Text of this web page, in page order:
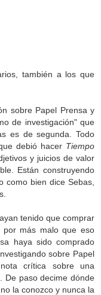
también a los que
sobre Papel Prensa y
de investigación" que
es de segunda. Todo
debió hacer Tiempo
y juicios de valor
Están construyendo
como bien dice Sebas,
tenido que comprar
más malo que eso
haya sido comprado
sobre Papel
crítica sobre una
. De paso decime dónde
no la conozco y nunca la